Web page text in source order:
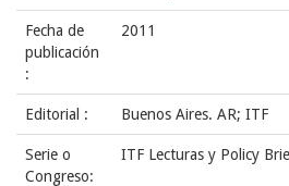
Fecha de
publicación
:
2011
Editorial : Buenos Aires. AR; ITF
Serie o
Congreso:
ITF Lecturas y Policy